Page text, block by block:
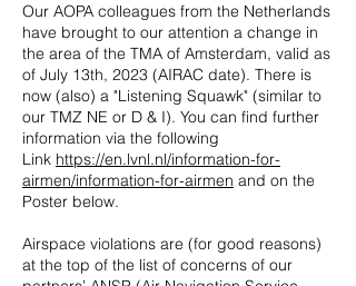
Our AOPA colleagues from the Netherlands
have brought to our attention a change in
the area of the TMA of Amsterdam, valid as
of July 13th, 2023 (AIRAC date). There is
now (also) a "Listening Squawk" (similar to
our TMZ NE or D & I). You can find further
information via the following
Link https://en.lvnl.nl/information-for-
airmen/information-for-airmen and on the
Poster below.
Airspace violations are (for good reasons)
at the top of the list of concerns of our